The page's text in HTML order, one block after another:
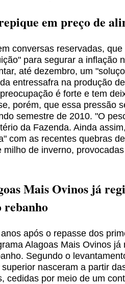
em preço de
conversas reservadas,
para segurar a inflação
até dezembro, um
entressafra na produção
é forte e tem
porém, que essa pressão
semestre de 2010. "O
da Fazenda. Ainda
com as recentes quebras
milho de inverno,
Mais Ovinos já
rebanho
após o repasse dos
Alagoas Mais Ovinos já
Segundo o
nasceram a partir
cedidas por meio de um